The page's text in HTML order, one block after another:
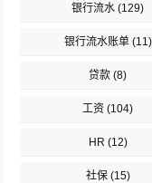
银行流水 (129)
银行流水账单(11)
贷款 (8)
工资 (104)
HR (12)
社保(15)